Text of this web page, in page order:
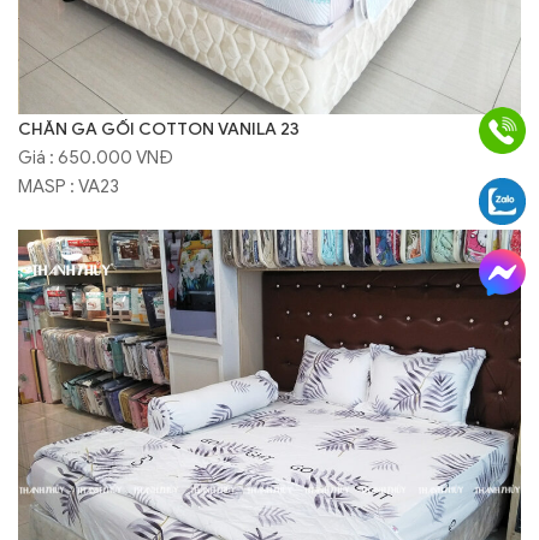
CHĂN GA GỐI COTTON VANILA 23
Giá : 650.000 VNĐ
MASP : VA23